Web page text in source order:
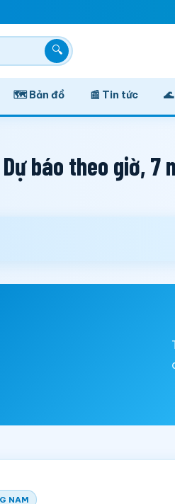
🔍
🗺️ Bản đồ 📰 Tin tức
báo theo giờ, 7
NAM